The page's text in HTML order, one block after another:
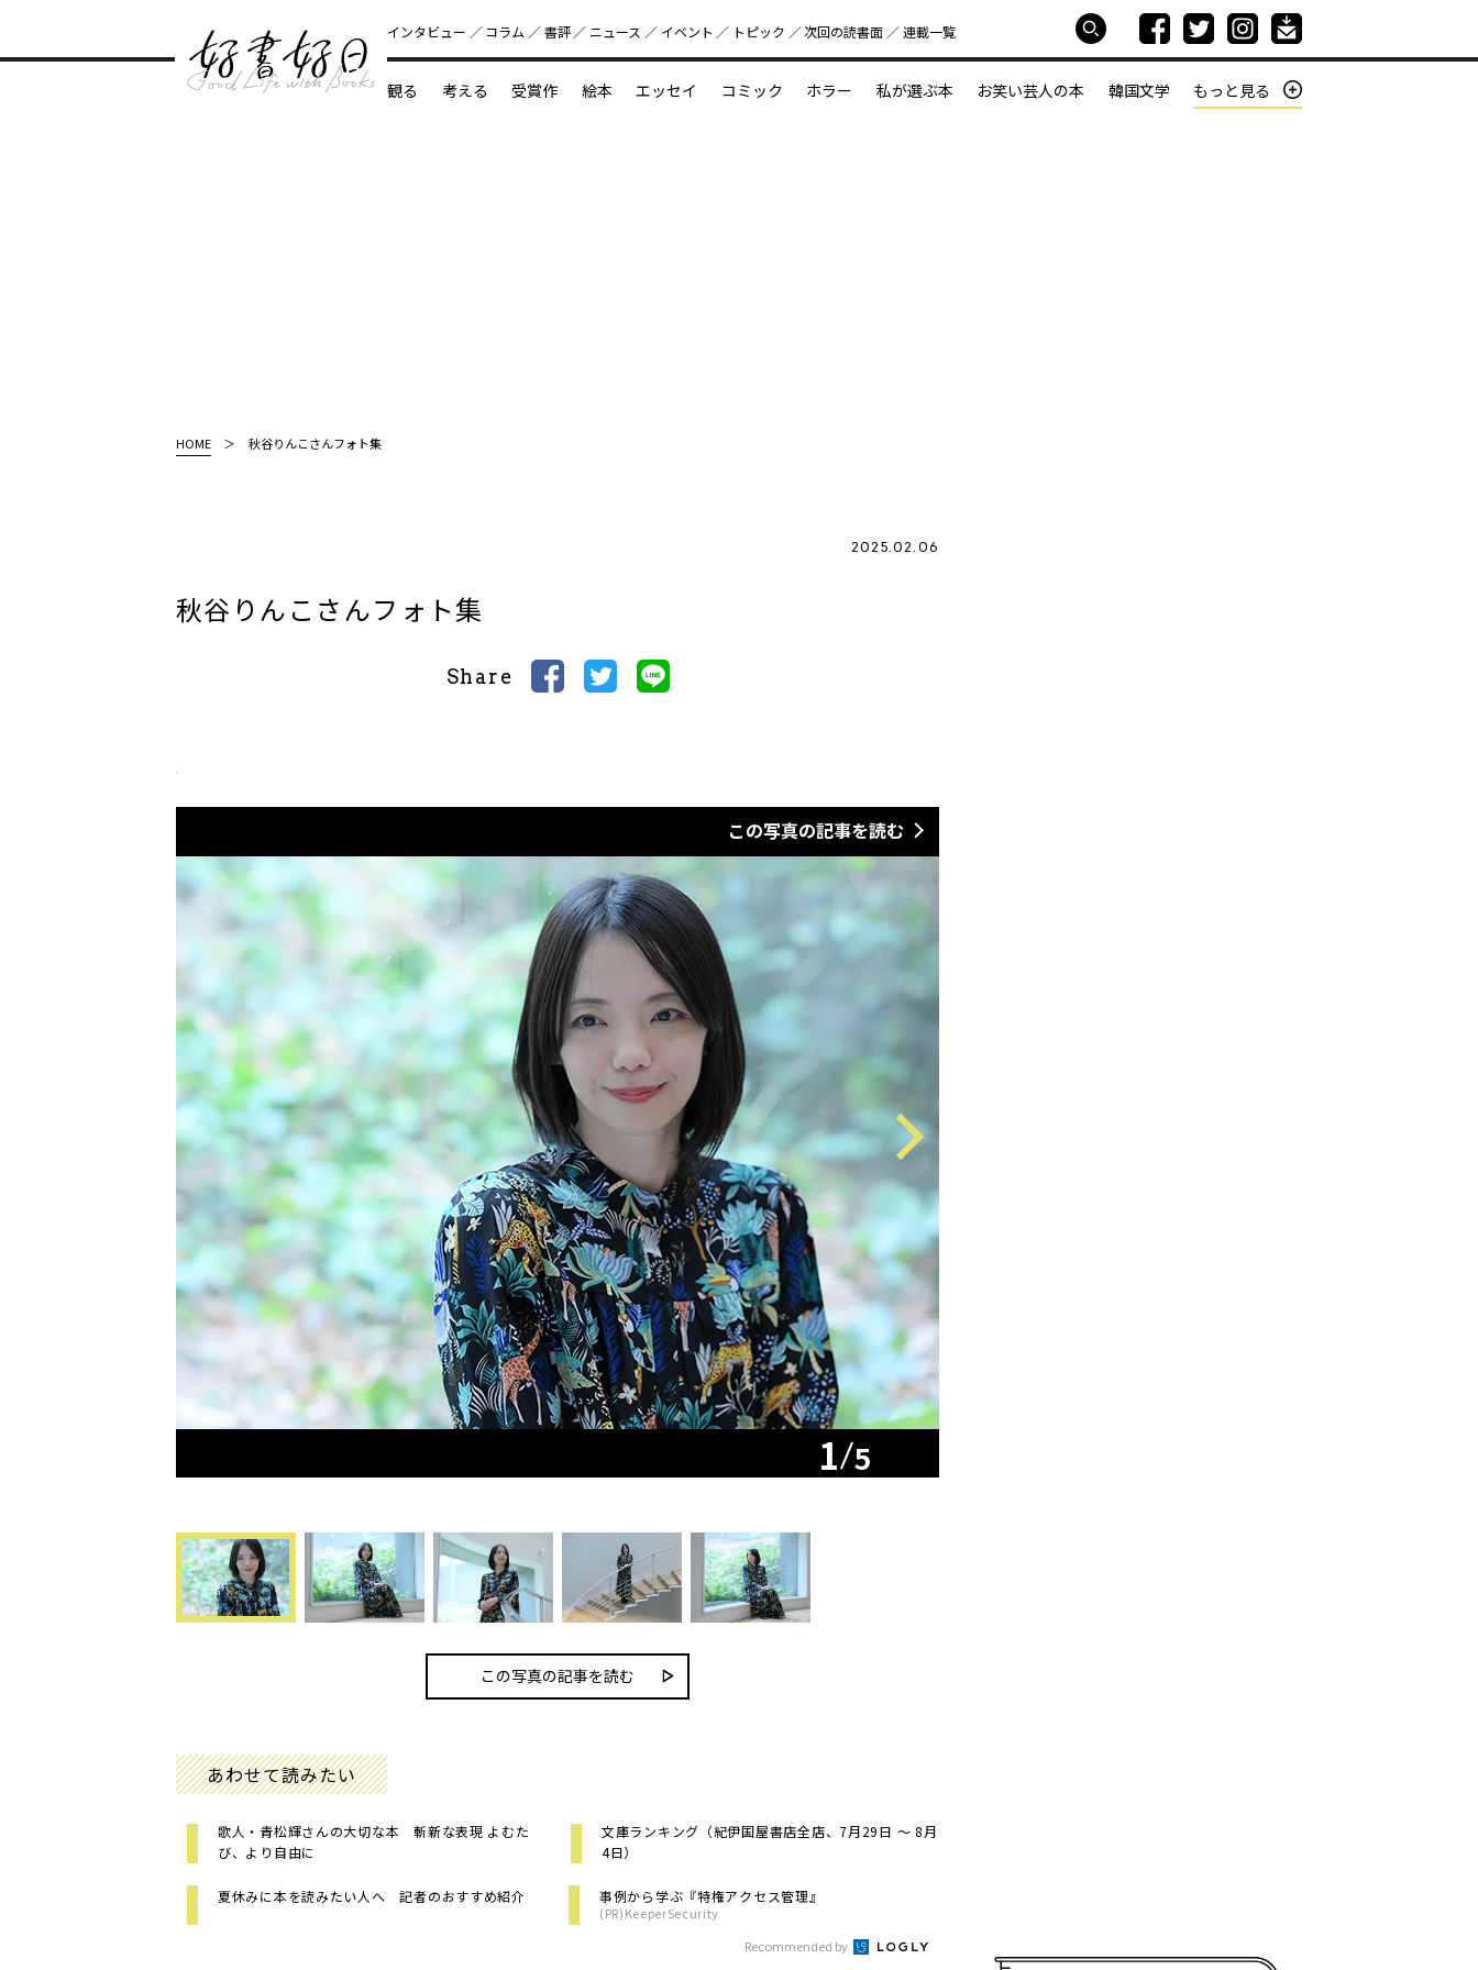
好書好日
インタビュー コラム 書評 ニュース イベント トピック 次回の読書⾯ 連載一覧
観る 考える 受賞作 絵本 エッセイ コミック ホラー 私が選ぶ本 お笑い芸人の本 韓国文学 もっと見る
HOME 秋谷りんこさんフォト集
2025.02.06
秋谷りんこさんフォト集
Share
この写真の記事を読む
Previous Next
1 5
この写真の記事を読む
あわせて読みたい
歌人・青松輝さんの大切な本 斬新な表現 よむた
び、より自由に
文庫ランキング（紀伊国屋書店全店、7月29日 ～ 8月
4日）
夏休みに本を読みたい人へ 記者のおすすめ紹介 事例から学ぶ『特権アクセス管理』
(PR)KeeperSecurity
Recommended by